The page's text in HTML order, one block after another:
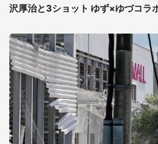
沢厚治と3ショット ゆず×ゆづコラ